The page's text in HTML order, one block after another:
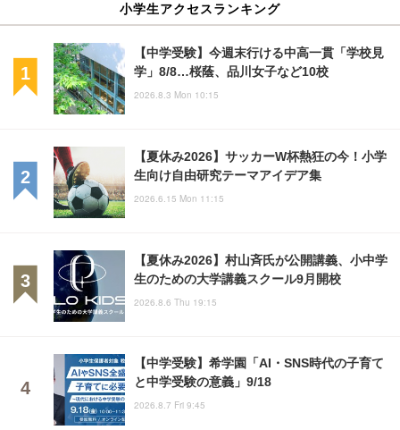
小学生アクセスランキング
【中学受験】今週末行ける中高一貫「学校見
学」8/8…桜蔭、品川女子など10校
2026.8.3 Mon 10:15
【夏休み2026】サッカーW杯熱狂の今！小学
生向け自由研究テーマアイデア集
2026.6.15 Mon 11:15
【夏休み2026】村山斉氏が公開講義、小中学
生のための大学講義スクール9月開校
2026.8.6 Thu 19:15
【中学受験】希学園「AI・SNS時代の子育て
と中学受験の意義」9/18
2026.8.7 Fri 9:45